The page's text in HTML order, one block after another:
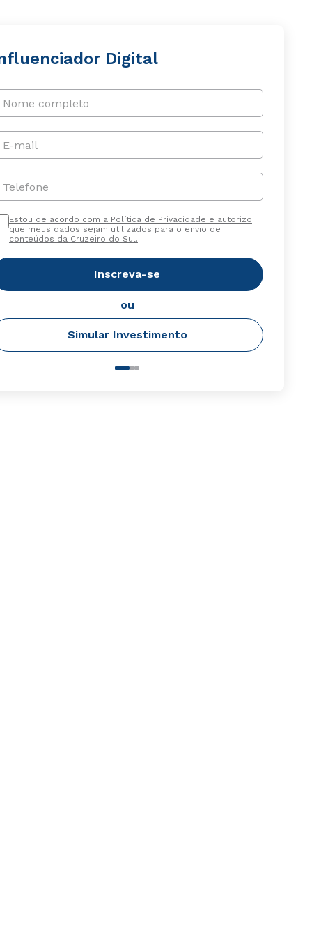
Digital
Nome completo
E-mail
Telefone
Estou de acordo com a Política de Privacidade e autorizo
que meus dados sejam utilizados para o envio de
conteúdos da Cruzeiro do Sul.
Inscreva-se
ou
Simular Investimento